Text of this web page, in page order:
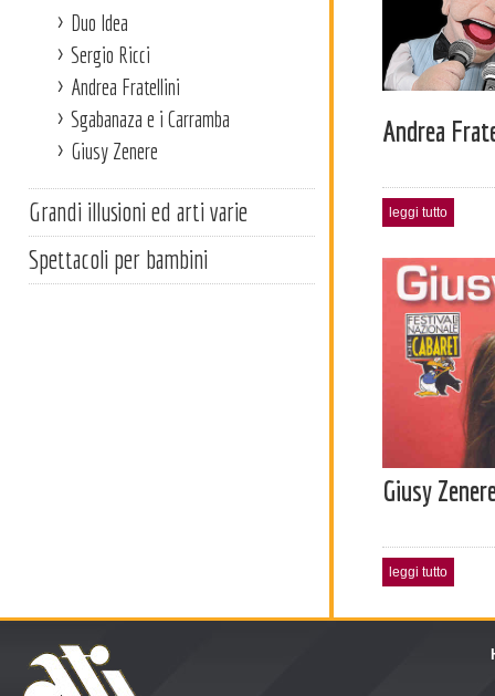
Duo Idea
Sergio Ricci
Andrea Fratellini
Sgabanaza e i Carramba
Giusy Zenere
Grandi illusioni ed arti varie
Spettacoli per bambini
Andrea
leggi tutto
Giusy
leggi tutto